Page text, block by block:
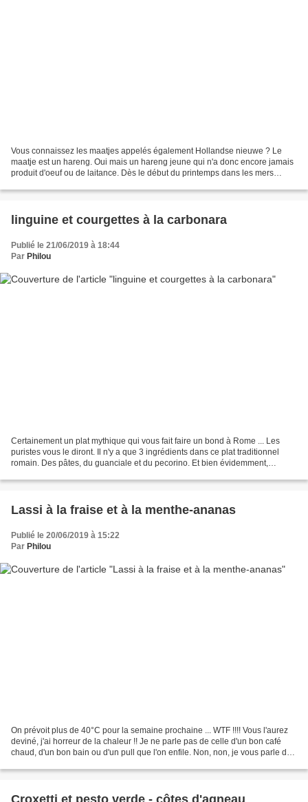
Vous connaissez les maatjes appelés également Hollandse nieuwe ? Le
maatje est un hareng. Oui mais un hareng jeune qui n'a donc encore jamais
produit d'oeuf ou de laitance. Dès le début du printemps dans les mers
linguine et courgettes à la carbonara
Publié le 21/06/2019 à 18:44
Par Philou
Certainement un plat mythique qui vous fait faire un bond à Rome ... Les
puristes vous le diront. Il n'y a que 3 ingrédients dans ce plat traditionnel
romain. Des pâtes, du guanciale et du pecorino. Et bien évidemment,
Lassi à la fraise et à la menthe-ananas
Publié le 20/06/2019 à 15:22
Par Philou
On prévoit plus de 40°C pour la semaine prochaine ... WTF !!!! Vous l'aurez
deviné, j'ai horreur de la chaleur !! Je ne parle pas de celle d'un bon café
chaud, d'un bon bain ou d'un pull que l'on enfile. Non, non, je vous parle de